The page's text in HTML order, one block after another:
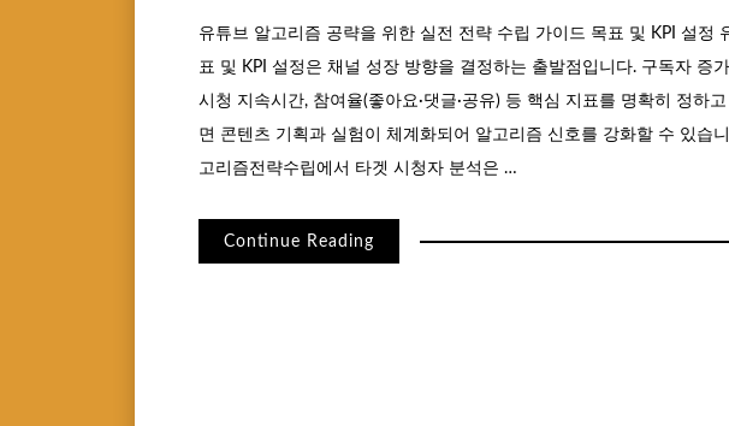
유튜브 알고리즘 공략을 위한 실전 전략 수립 가이드 목표 및 KPI 설정
표 및 KPI 설정은 채널 성장 방향을 결정하는 출발점입니다. 구독자 증
시청 지속시간, 참여율(좋아요·댓글·공유) 등 핵심 지표를 명확히 정하
면 콘텐츠 기획과 실험이 체계화되어 알고리즘 신호를 강화할 수 있습
고리즘전략수립에서 타겟 시청자 분석은 …
Continue Reading